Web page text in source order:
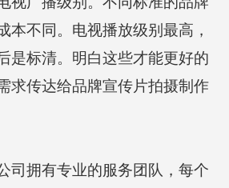
本不同。电视播放级别最高，
是标清。明白这些才能更好的
求传达给品牌宣传片拍摄制作
司拥有专业的服务团队，每个